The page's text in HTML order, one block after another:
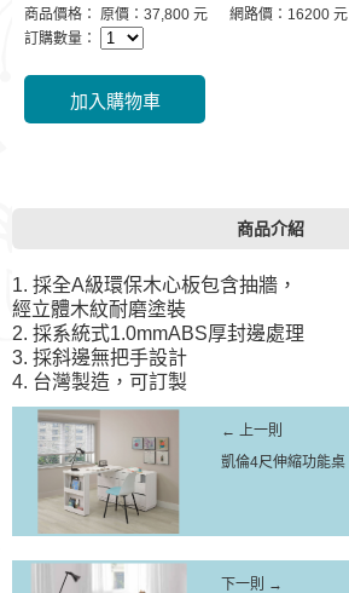
商品價格： 原價：37,800 元 網路價：16200 元
訂購數量：
商品介紹
1. 採全A級環保木心板包含抽牆，
經立體木紋耐磨塗裝
2. 採系統式1.0mmABS厚封邊處理
3. 採斜邊無把手設計
4. 台灣製造，可訂製
← 上一則
凱倫4尺伸縮功能桌
下一則 →